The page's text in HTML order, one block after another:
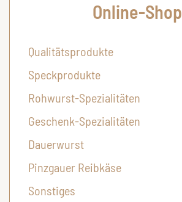
Online-Shop
Qualitätsprodukte
Speckprodukte
Rohwurst-Spezialitäten
Geschenk-Spezialitäten
Dauerwurst
Pinzgauer Reibkäse
Sonstiges